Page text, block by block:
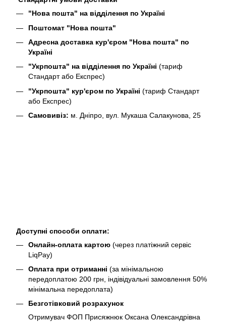
"Нова пошта" на відділення по Україні
Поштомат "Нова пошта"
Адресна доставка кур'єром "Нова пошта" по
Україні
"Укрпошта" на відділення по Україні (тариф
Стандарт або Експрес)
"Укрпошта" кур'єром по Україні (тариф Стандарт
або Експрес)
Самовивіз: м. Дніпро, вул. Мукаша Салакунова, 25
Доступні способи оплати:
Онлайн-оплата картою (через платіжний сервіс
LiqPay)
Оплата при отриманні (за мінімальною
передоплатою 200 грн, індівідуальні замовлення 50%
мінімальна передоплата)
Безготівковий розрахунок
Отримувач ФОП Присяжнюк Оксана Олександрівна